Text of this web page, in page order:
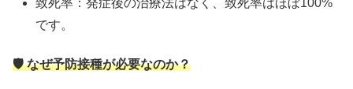
致死率：​発症後の治療法はなく、致死率はほぼ100%
です。 ​
🛡️ なぜ予防接種が必要なのか？